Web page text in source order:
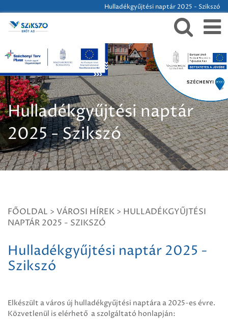
Hulladékgyűjtési naptár 2025 - Szikszó
Hulladékgyűjtési naptár
2025 - Szikszó
FŐOLDAL > VÁROSI HÍREK > HULLADÉKGYŰJTÉSI
NAPTÁR 2025 - SZIKSZÓ
Hulladékgyűjtési naptár 2025 -
Szikszó
Elkészült a város új hulladékgyűjtési naptára a 2025-es évre.
Közvetlenül is elérhető a szolgáltató honlapján: